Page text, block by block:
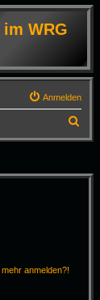
WRG
Anmelden
u
h
anmelden?!